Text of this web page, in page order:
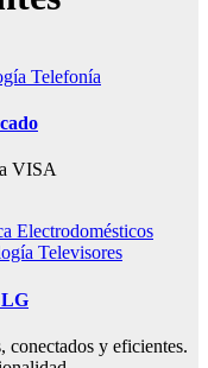
Telefonía
VISA
Electrodomésticos
Televisores
LG
conectados y eficientes.